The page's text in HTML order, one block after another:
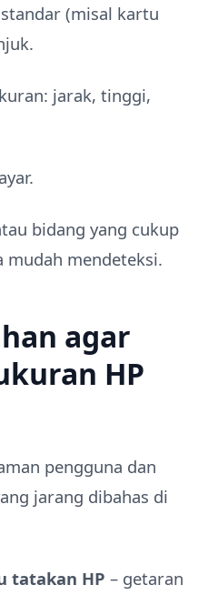
(misal kartu
jarak, tinggi,
bidang yang cukup
mudah mendeteksi.
agar
HP
pengguna dan
jarang dibahas di
tatakan HP – getaran